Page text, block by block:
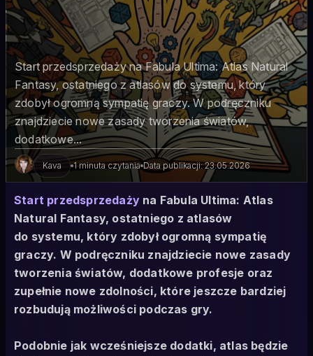
Start przedsprzedaży na Fabula Ultima: Atlas Natural
Fantasy, ostatniego z atlasów do systemu, który
zdobył ogromną sympatię graczy. W podręczniku
znajdziecie nowe zasady tworzenia światów,
dodatkowe...
Kava 1 minuta czytania Data publikacji: 23.05.2026
Start przedsprzedaży na Fabula Ultima: Atlas
Natural Fantasy, ostatniego z atlasów
do systemu, który zdobył ogromną sympatię
graczy. W podręczniku znajdziecie nowe zasady
tworzenia światów, dodatkowe profesje oraz
zupełnie nowe zdolności, które jeszcze bardziej
rozbudują możliwości podczas gry.
Podobnie jak wcześniejsze dodatki, atlas będzie